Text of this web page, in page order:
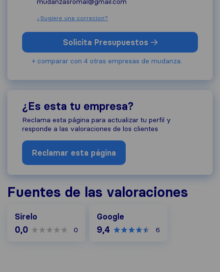
¿Sugiere una correcion?
Solicita Presupuestos
+ comparar con 4 otras empresas de mudanza.
¿Es esta tu empresa?
Reclama esta página para actualizar tu perfil y
responde a las valoraciones de los clientes
Reclamar esta página
Fuentes de las valoraciones
Sirelo
0,0 0
Google
9,4 6